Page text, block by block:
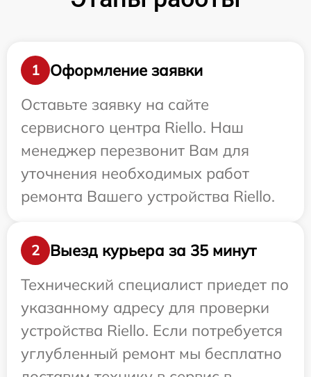
1
Оформление заявки
Оставьте заявку на сайте
сервисного центра Riello. Наш
менеджер перезвонит Вам для
уточнения необходимых работ
ремонта Вашего устройства Riello.
2
Выезд курьера за 35 минут
Технический специалист приедет по
указанному адресу для проверки
устройства Riello. Если потребуется
углубленный ремонт мы бесплатно